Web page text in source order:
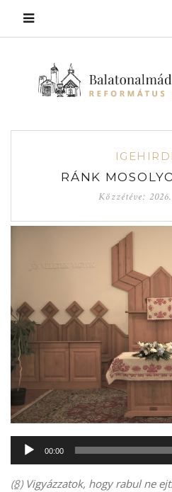
RÁNK
Közzétéve:
Audió
00:00
(8)Vigyázzatok, hogy rabul ne